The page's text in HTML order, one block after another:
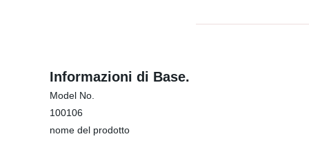
Informazioni di Base.
Model No.
100106
nome del prodotto